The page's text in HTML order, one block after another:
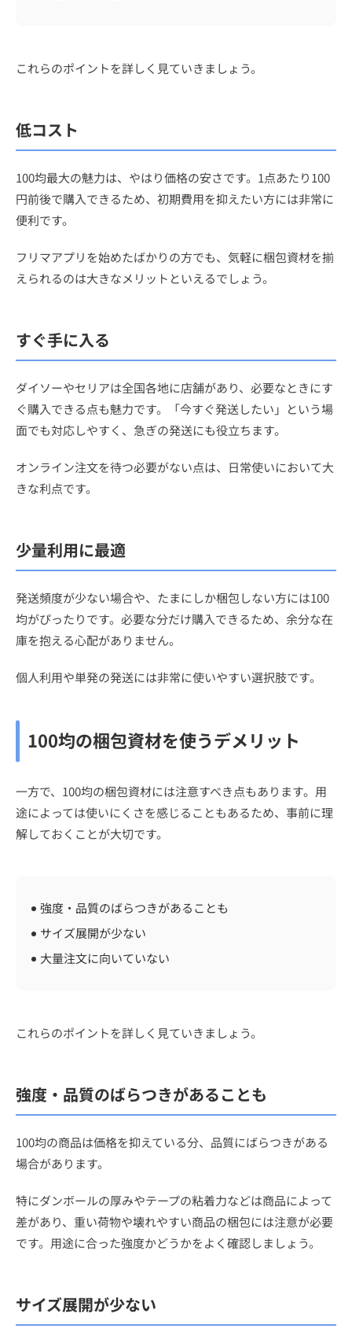
これらのポイントを詳しく見ていきましょう。
低コスト
100均最大の魅力は、やはり価格の安さです。1点あたり100
円前後で購入できるため、初期費用を抑えたい方には非常に
便利です。
フリマアプリを始めたばかりの方でも、気軽に梱包資材を揃
えられるのは大きなメリットといえるでしょう。
すぐ手に入る
ダイソーやセリアは全国各地に店舗があり、必要なときにす
ぐ購入できる点も魅力です。「今すぐ発送したい」という場
面でも対応しやすく、急ぎの発送にも役立ちます。
オンライン注文を待つ必要がない点は、日常使いにおいて大
きな利点です。
少量利用に最適
発送頻度が少ない場合や、たまにしか梱包しない方には100
均がぴったりです。必要な分だけ購入できるため、余分な在
庫を抱える心配がありません。
個人利用や単発の発送には非常に使いやすい選択肢です。
100均の梱包資材を使うデメリット
一方で、100均の梱包資材には注意すべき点もあります。用
途によっては使いにくさを感じることもあるため、事前に理
解しておくことが大切です。
強度・品質のばらつきがあることも
サイズ展開が少ない
大量注文に向いていない
これらのポイントを詳しく見ていきましょう。
強度・品質のばらつきがあることも
100均の商品は価格を抑えている分、品質にばらつきがある
場合があります。
特にダンボールの厚みやテープの粘着力などは商品によって
差があり、重い荷物や壊れやすい商品の梱包には注意が必要
です。用途に合った強度かどうかをよく確認しましょう。
サイズ展開が少ない